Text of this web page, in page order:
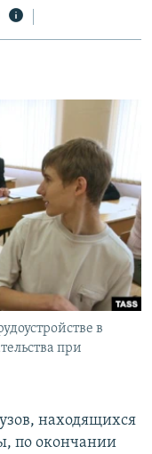
в
при
находящихся
по окончании